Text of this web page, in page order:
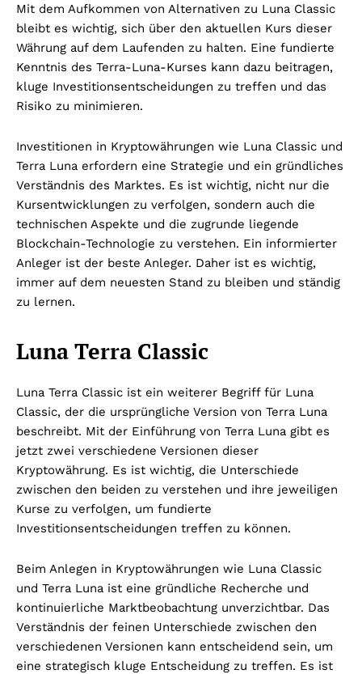
Mit dem Aufkommen von Alternativen zu Luna Classic
bleibt es wichtig, sich über den aktuellen Kurs dieser
Währung auf dem Laufenden zu halten. Eine fundierte
Kenntnis des Terra-Luna-Kurses kann dazu beitragen,
kluge Investitionsentscheidungen zu treffen und das
Risiko zu minimieren.
Investitionen in Kryptowährungen wie Luna Classic und
Terra Luna erfordern eine Strategie und ein gründliches
Verständnis des Marktes. Es ist wichtig, nicht nur die
Kursentwicklungen zu verfolgen, sondern auch die
technischen Aspekte und die zugrunde liegende
Blockchain-Technologie zu verstehen. Ein informierter
Anleger ist der beste Anleger. Daher ist es wichtig,
immer auf dem neuesten Stand zu bleiben und ständig
zu lernen.
Luna Terra Classic
Luna Terra Classic ist ein weiterer Begriff für Luna
Classic, der die ursprüngliche Version von Terra Luna
beschreibt. Mit der Einführung von Terra Luna gibt es
jetzt zwei verschiedene Versionen dieser
Kryptowährung. Es ist wichtig, die Unterschiede
zwischen den beiden zu verstehen und ihre jeweiligen
Kurse zu verfolgen, um fundierte
Investitionsentscheidungen treffen zu können.
Beim Anlegen in Kryptowährungen wie Luna Classic
und Terra Luna ist eine gründliche Recherche und
kontinuierliche Marktbeobachtung unverzichtbar. Das
Verständnis der feinen Unterschiede zwischen den
verschiedenen Versionen kann entscheidend sein, um
eine strategisch kluge Entscheidung zu treffen. Es ist